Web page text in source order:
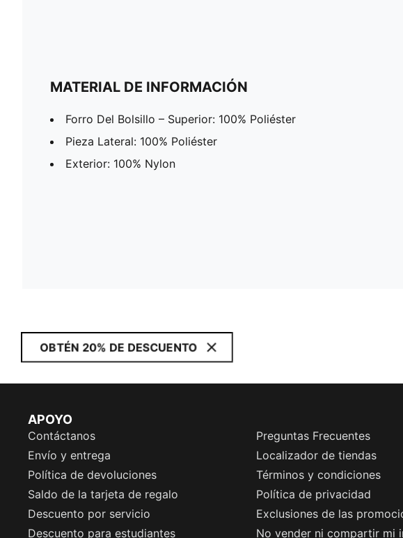
MATERIAL DE INFORMACIÓN
Forro Del Bolsillo – Superior: 100% Poliéster
Pieza Lateral: 100% Poliéster
Exterior: 100% Nylon
OBTÉN 20% DE DESCUENTO
APOYO
Contáctanos
Preguntas Frecuentes
Envío y entrega
Localizador de tiendas
Política de devoluciones
Términos y condiciones
Saldo de la tarjeta de regalo
Política de privacidad
Descuento por servicio
Exclusiones de las
Descuento para estudiantes
No vender ni compartir mi